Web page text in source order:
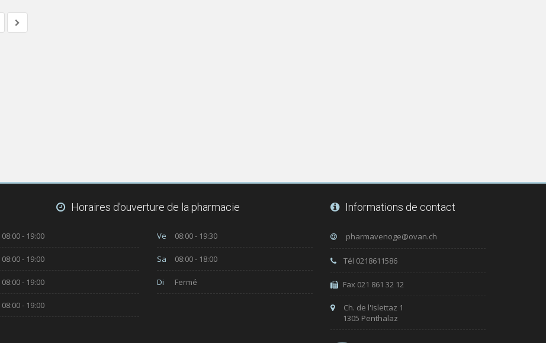
Horaires d'ouverture de la pharmacie
08:00 - 19:00
08:00 - 19:00
08:00 - 19:00
08:00 - 19:00
Ve 08:00 - 19:30
Sa 08:00 - 18:00
Di Fermé
Informations de contact
Tél 0218611586
Fax 021 861 32 12
Ch. de l'Islettaz 1
1305 Penthalaz